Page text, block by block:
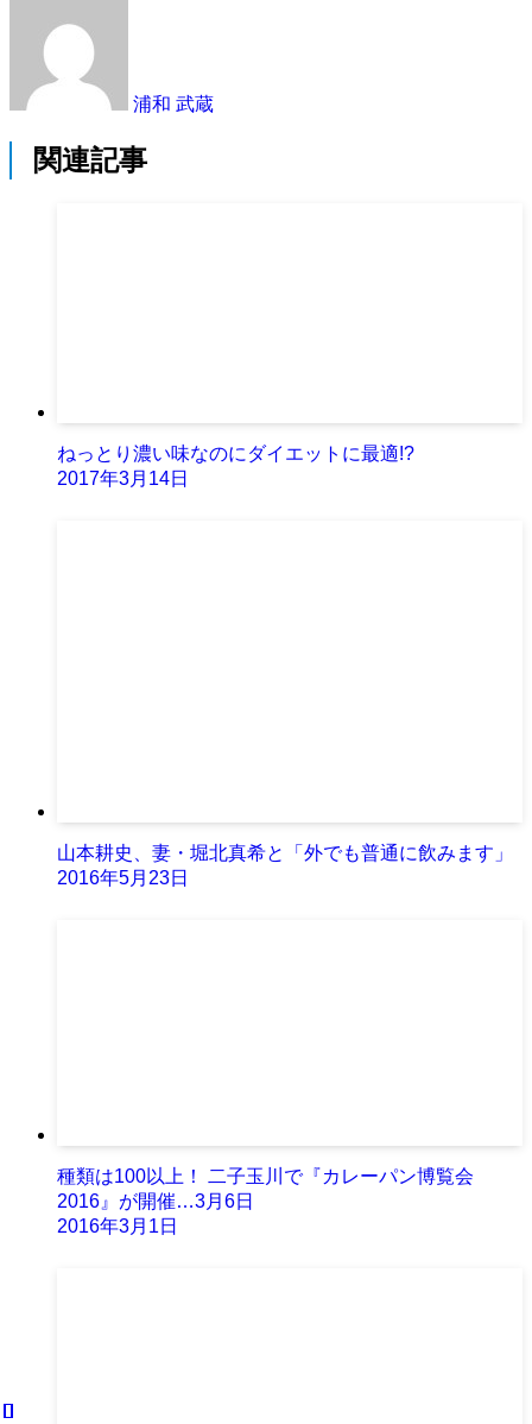
浦和 武蔵
関連記事
ねっとり濃い味なのにダイエットに最適!?
2017年3月14日
山本耕史、妻・堀北真希と「外でも普通に飲みます」
2016年5月23日
種類は100以上！ 二子玉川で『カレーパン博覧会
2016』が開催…3月6日
2016年3月1日